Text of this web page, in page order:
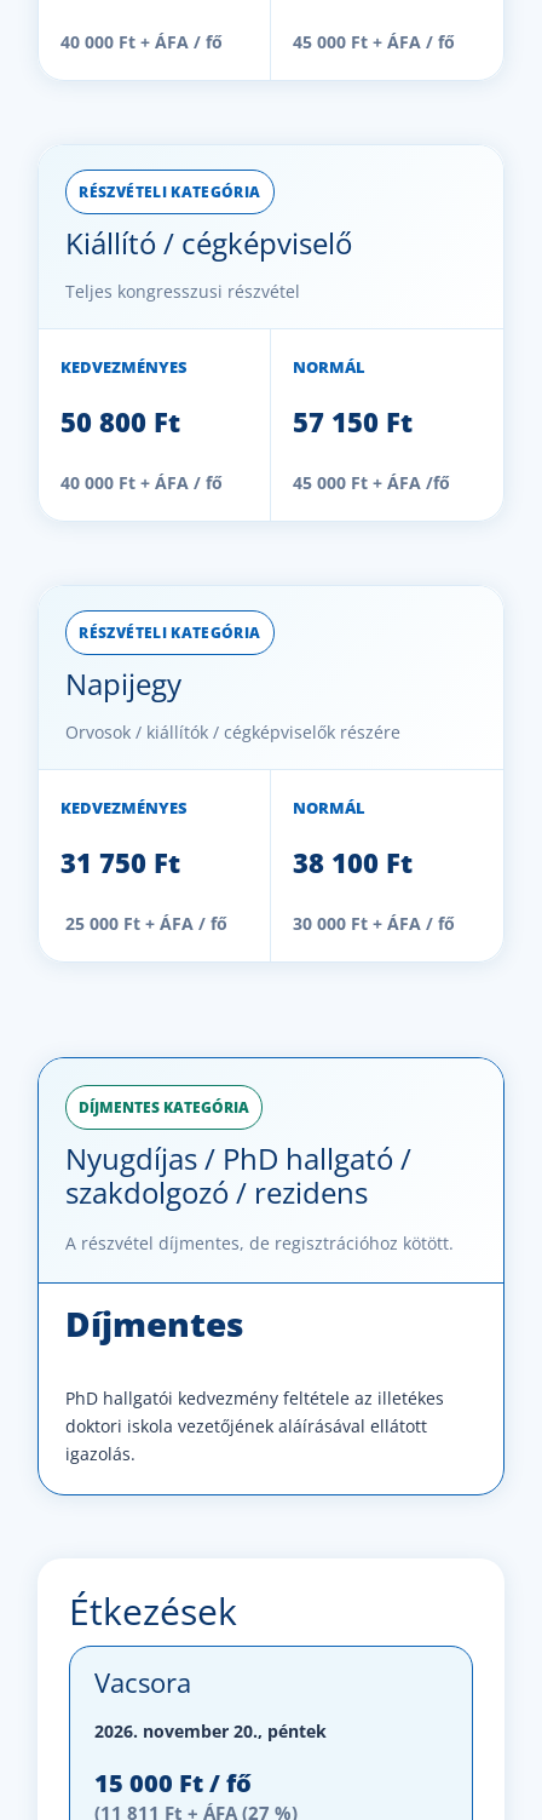
40 000 Ft + ÁFA / fő 45 000 Ft + ÁFA / fő
RÉSZVÉTELI KATEGÓRIA
Kiállító / cégképviselő
Teljes kongresszusi részvétel
KEDVEZMÉNYES
50 800 Ft
40 000 Ft + ÁFA / fő
NORMÁL
57 150 Ft
45 000 Ft + ÁFA /fő
RÉSZVÉTELI KATEGÓRIA
Napijegy
Orvosok / kiállítók / cégképviselők részére
KEDVEZMÉNYES
31 750 Ft
25 000 Ft + ÁFA / fő
NORMÁL
38 100 Ft
30 000 Ft + ÁFA / fő
DÍJMENTES KATEGÓRIA
Nyugdíjas / PhD hallgató /
szakdolgozó / rezidens
A részvétel díjmentes, de regisztrációhoz kötött.
Díjmentes
PhD hallgatói kedvezmény feltétele az illetékes
doktori iskola vezetőjének aláírásával ellátott
igazolás.
Étkezések
Vacsora
2026. november 20., péntek
15 000 Ft / fő
(11 811 Ft + ÁFA (27 %)